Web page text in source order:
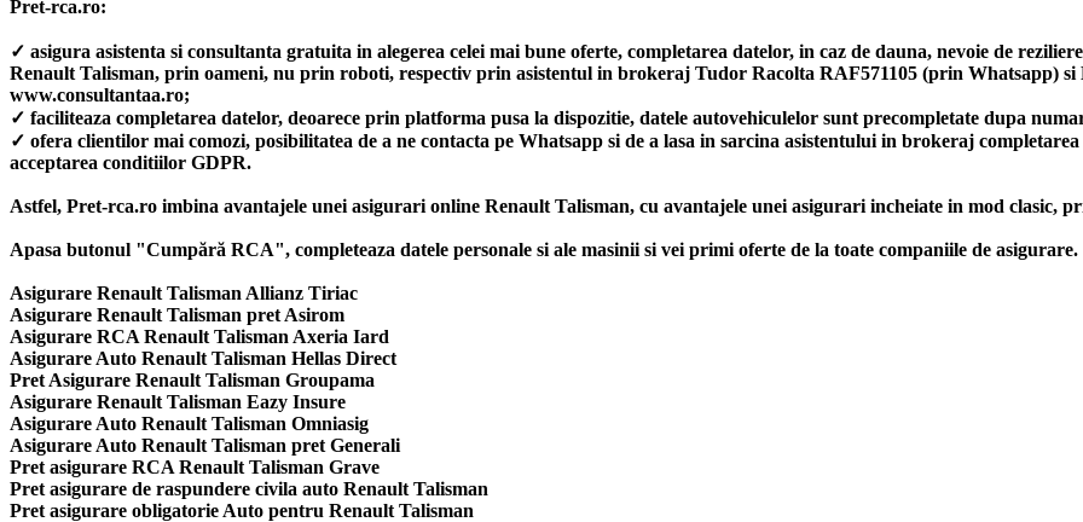
Pret-rca.ro:
✓ asigura asistenta si consultanta gratuita in alegerea celei mai bune oferte, completarea datelor, in caz de dauna, nevoie de
Renault Talisman, prin oameni, nu prin roboti, respectiv prin asistentul in brokeraj Tudor Racolta RAF571105 (prin Whatsapp)
www.consultantaa.ro;
✓ faciliteaza completarea datelor, deoarece prin platforma pusa la dispozitie, datele autovehiculelor sunt precompletate dupa
✓ ofera clientilor mai comozi, posibilitatea de a ne contacta pe Whatsapp si de a lasa in sarcina asistentului in brokeraj
acceptarea conditiilor GDPR.
Astfel, Pret-rca.ro imbina avantajele unei asigurari online Renault Talisman, cu avantajele unei asigurari incheiate in mod clasic,
Apasa butonul "Cumpără RCA", completeaza datele personale si ale masinii si vei primi oferte de la toate companiile de
Asigurare Renault Talisman Allianz Tiriac
Asigurare Renault Talisman pret Asirom
Asigurare RCA Renault Talisman Axeria Iard
Asigurare Auto Renault Talisman Hellas Direct
Pret Asigurare Renault Talisman Groupama
Asigurare Renault Talisman Eazy Insure
Asigurare Auto Renault Talisman Omniasig
Asigurare Auto Renault Talisman pret Generali
Pret asigurare RCA Renault Talisman Grave
Pret asigurare de raspundere civila auto Renault Talisman
Pret asigurare obligatorie Auto pentru Renault Talisman